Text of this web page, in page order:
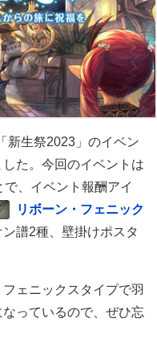
新生祭2023」のイベン
た。今回のイベントは
、イベント報酬アイ
リボーン・フェニック
譜2種、壁掛けポスタ
ェニックスタイプで羽
っているので、ぜひ忘